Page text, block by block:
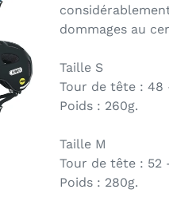
dommages au
Taille S
Tour de tête : 48
Poids : 260g.
Taille M
Tour de tête : 52
Poids : 280g.